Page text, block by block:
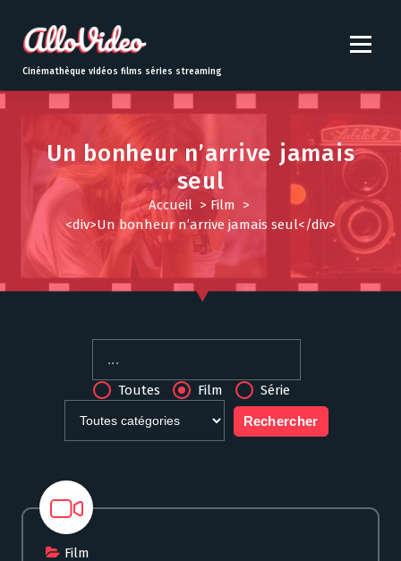
t
o
Cinémathèque vidéos films séries streaming
Un bonheur n’arrive jamais
seul
Accueil> Film >
<div>Un bonheur n’arrive jamais seul</div>
Toutes Film Série
Film